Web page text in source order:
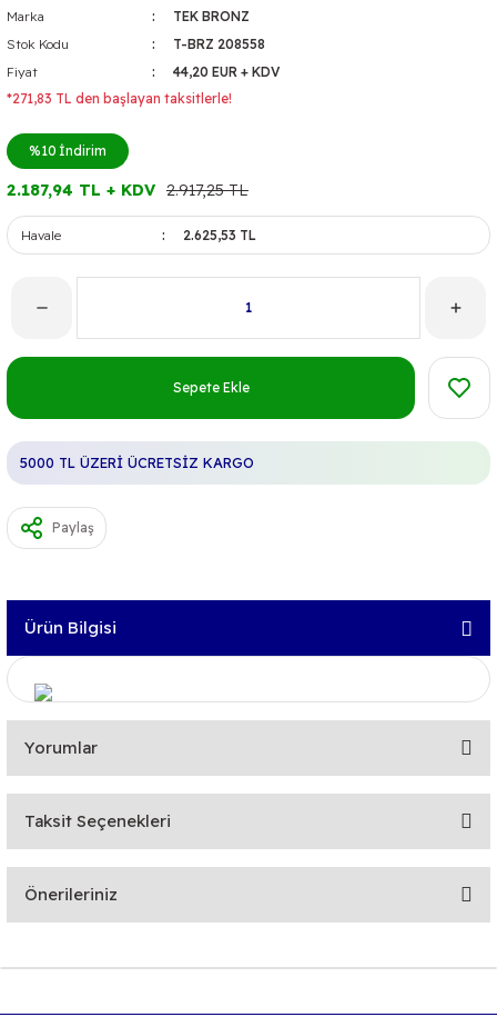
Marka
TEK BRONZ
Stok Kodu
T-BRZ 208558
Fiyat
44,20 EUR + KDV
*271,83 TL den başlayan taksitlerle!
%10 İndirim
2.187,94 TL + KDV 2.917,25 TL
Havale 2.625,53 TL
Sepete Ekle
5000 TL ÜZERİ ÜCRETSİZ KARGO
Paylaş
Ürün Bilgisi
Yorumlar
Bu ürüne ilk yorumu siz yapın!
Taksit Seçenekleri
Önerileriniz